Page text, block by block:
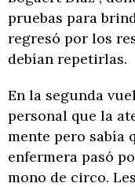
pruebas para
regresó por los
debían repetirlas.
En la segunda
personal que la
mente pero sabía
enfermera pasó
mono de circo.